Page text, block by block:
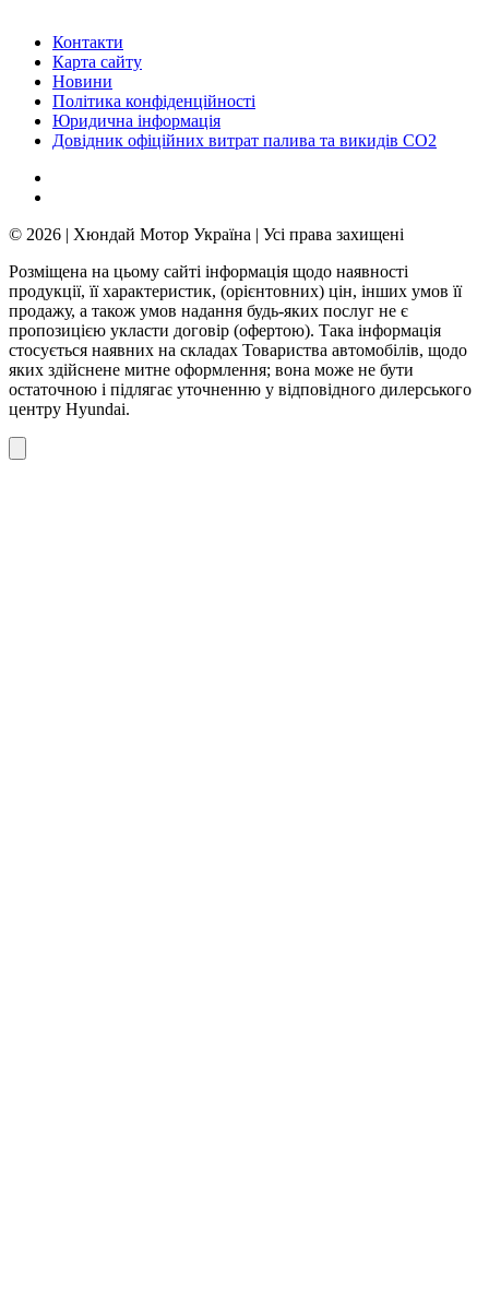
Контакти
Карта сайту
Новини
Політика конфіденційності
Юридична інформація
Довідник офіційних витрат палива та викидів СО2
© 2026 | Хюндай Мотор Україна | Усі права захищені
Розміщена на цьому сайті інформація щодо наявності
продукції, її характеристик, (орієнтовних) цін, інших умов її
продажу, а також умов надання будь-яких послуг не є
пропозицією укласти договір (офертою). Така інформація
стосується наявних на складах Товариства автомобілів, щодо
яких здійснене митне оформлення; вона може не бути
остаточною і підлягає уточненню у відповідного дилерського
центру Hyundai.